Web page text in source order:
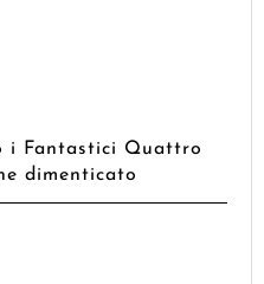
i Fantastici Quattro
dimenticato